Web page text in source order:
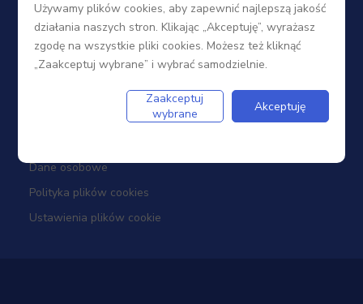
Szkolenia
Portal Partnera
Dane osobowe
Polityka plików cookies
Ustawienia plików cookie
Używamy plików cookies, aby zapewnić najlepszą jakość
działania naszych stron. Klikając „Akceptuję”, wyrażasz
zgodę na wszystkie pliki cookies. Możesz też kliknąć
„Zaakceptuj wybrane” i wybrać samodzielnie.
Zaakceptuj
wybrane
Akceptuję